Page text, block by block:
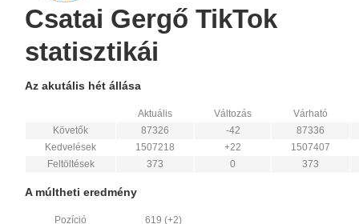
Csatai Gergő TikTok
statisztikái
Az akutális hét állása
Aktuális Változás
Várható
Követők
87326 -42
87336
Kedvelések
1507218 +22
1507407
Feltöltések
373 0 373
A múltheti eredmény
Pozíció
619 (+2)